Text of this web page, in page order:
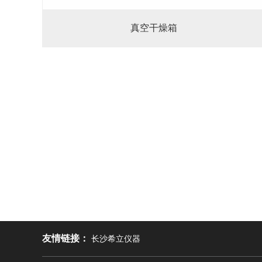
真空干燥箱
友情链接： 长沙希立仪器